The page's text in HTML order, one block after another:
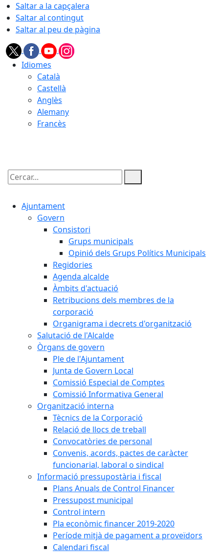
Saltar a la capçalera
Saltar al contingut
Saltar al peu de pàgina
Idiomes
Català
Castellà
Anglès
Alemany
Francès
Cercar:
Ajuntament
Govern
Consistori
Grups municipals
Opinió dels Grups Polítics Municipals
Regidories
Agenda alcalde
Àmbits d'actuació
Retribucions dels membres de la
corporació
Organigrama i decrets d'organització
Salutació de l'Alcalde
Òrgans de govern
Ple de l'Ajuntament
Junta de Govern Local
Comissió Especial de Comptes
Comissió Informativa General
Organització interna
Tècnics de la Corporació
Relació de llocs de treball
Convocatòries de personal
Convenis, acords, pactes de caràcter
funcionarial, laboral o sindical
Informació pressupostària i fiscal
Plans Anuals de Control Financer
Pressupost municipal
Control intern
Pla econòmic financer 2019-2020
Període mitjà de pagament a proveïdors
Calendari fiscal